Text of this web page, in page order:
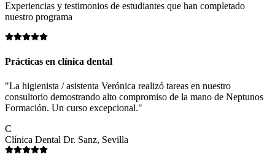
Experiencias y testimonios de estudiantes que han completado
nuestro programa
Prácticas en clínica dental
"La higienista / asistenta Verónica realizó tareas en nuestro
consultorio demostrando alto compromiso de la mano de Neptunos
Formación. Un curso excepcional."
C
Clínica Dental Dr. Sanz, Sevilla